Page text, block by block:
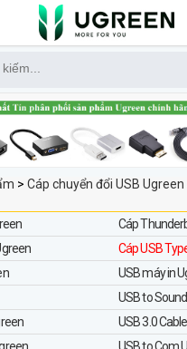
> Cáp chuyển đổi USB Ugreen
Cáp
Cáp USB
USB máy in
USB to
USB 3.0